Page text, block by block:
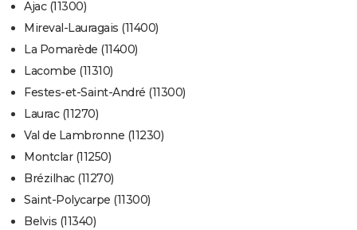
Ajac (11300)
Mireval-Lauragais (11400)
La Pomarède (11400)
Lacombe (11310)
Festes-et-Saint-André (11300)
Laurac (11270)
Val de Lambronne (11230)
Montclar (11250)
Brézilhac (11270)
Saint-Polycarpe (11300)
Belvis (11340)